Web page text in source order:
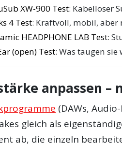
XW-900 Test: Kabelloser
4 Test: Kraftvoll, mobil, aber
HEADPHONE LAB Test:
(open) Test: Was taugen sie
anpassen –
(DAWs,
gleich als
ab, die einzeln